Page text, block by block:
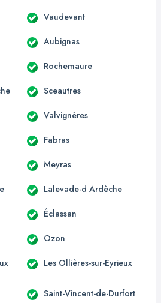
Vaudevant
Aubignas
Rochemaure
Sceautres
Valvignères
Fabras
Meyras
Lalevade-d Ardèche
Éclassan
Ozon
Les Ollières-sur-Eyrieux
Saint-Vincent-de-Durfort